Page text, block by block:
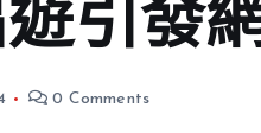
引發
0 Comments